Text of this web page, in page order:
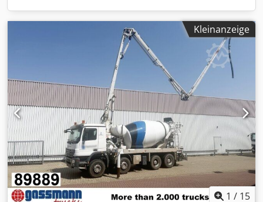
Kleinanzeige
1 / 15